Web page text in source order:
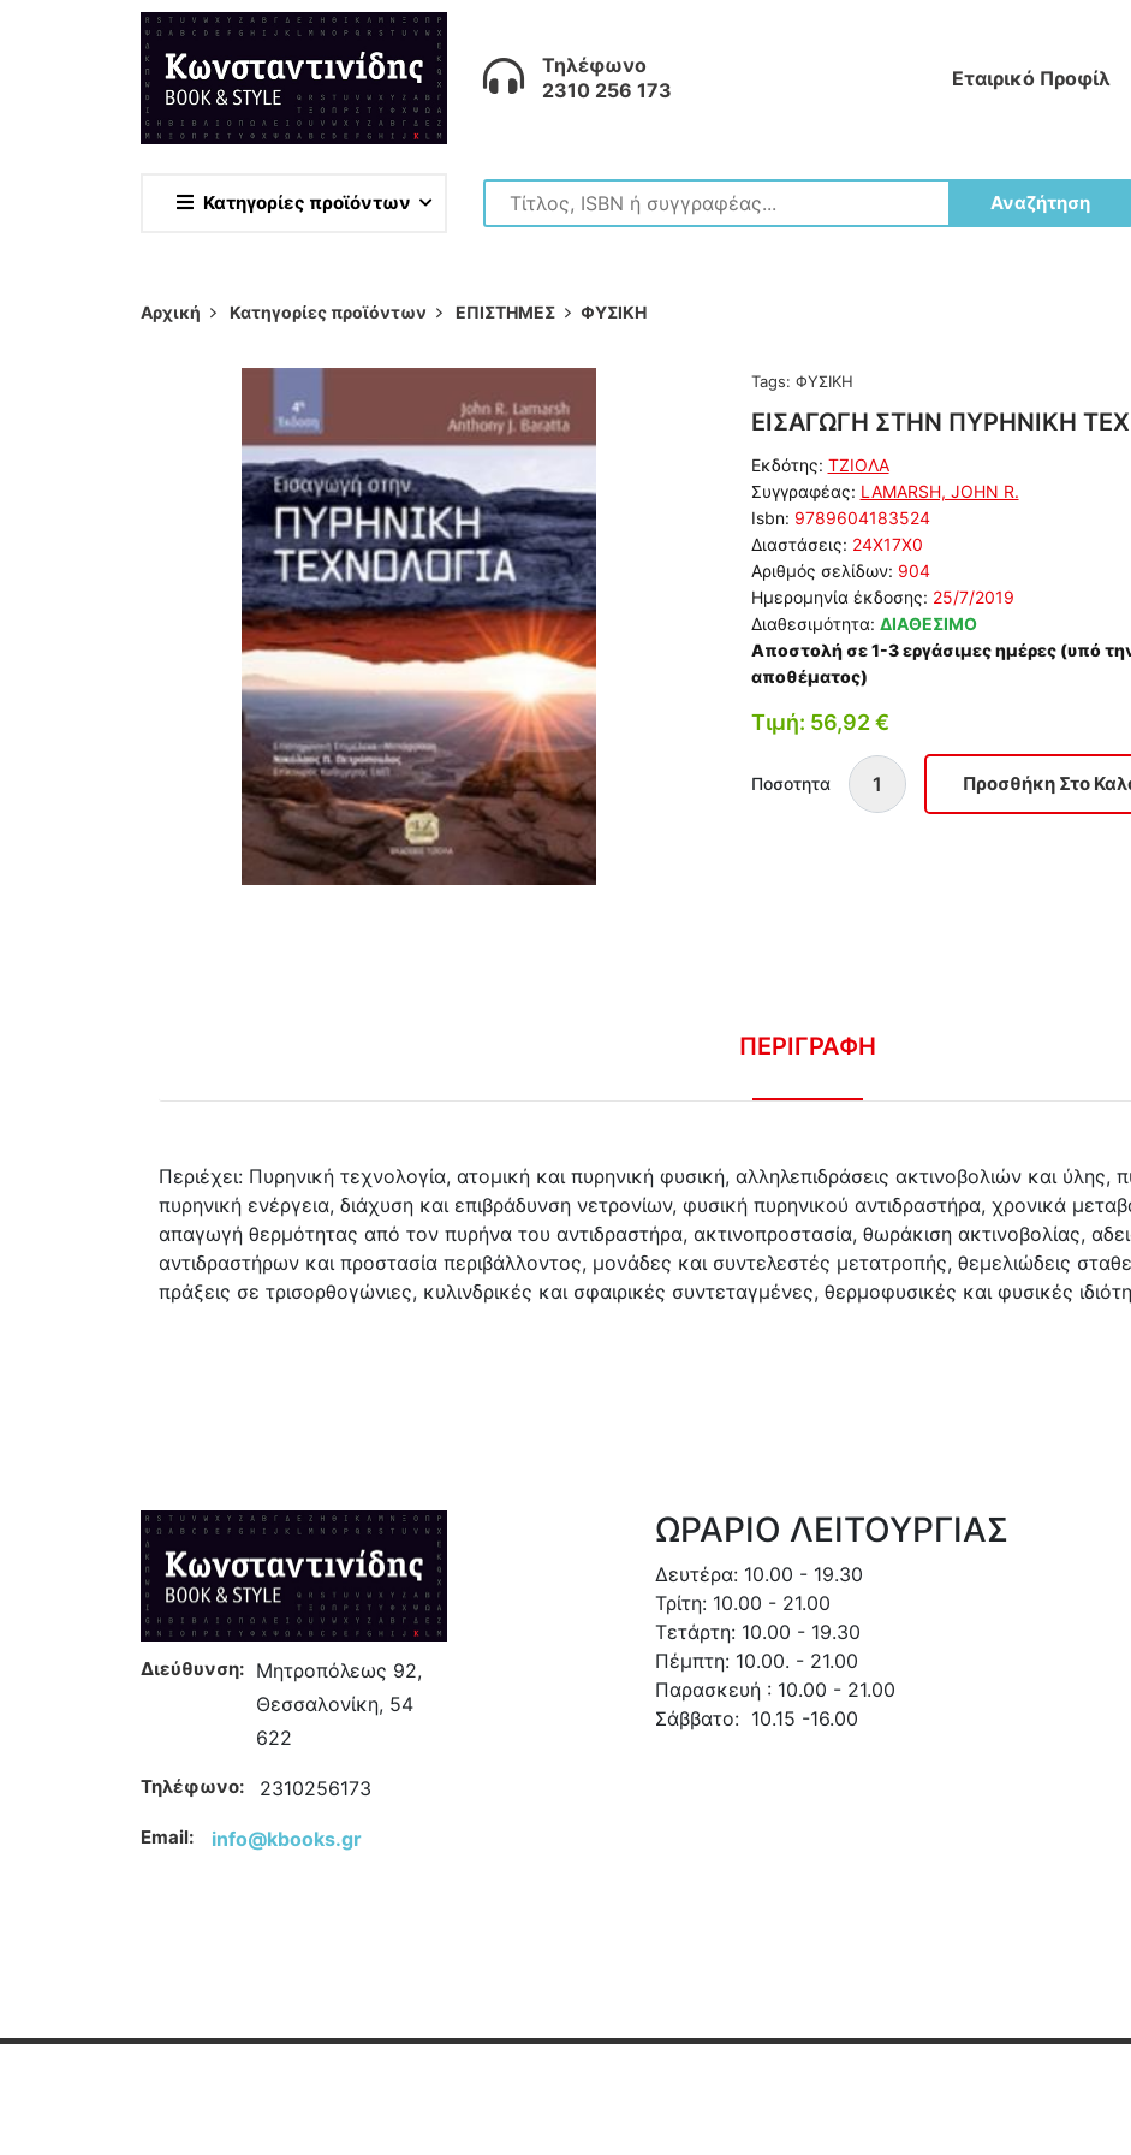
Τηλέφωνο
2310 256 173
Εταιρικό Προφίλ
Κατηγορίες προϊόντων Αναζήτηση
Αρχική Κατηγορίες προϊόντων ΕΠΙΣΤΗΜΕΣ ΦΥΣΙΚΗ
Tags: ΦΥΣΙΚΗ
ΕΙΣΑΓΩΓΗ ΣΤΗΝ ΠΥΡΗΝΙΚΗ
Εκδότης: ΤΖΙΟΛΑ
Συγγραφέας: LAMARSH, JOHN R.
Isbn: 9789604183524
Διαστάσεις: 24Χ17Χ0
Αριθμός σελίδων: 904
Ημερομηνία έκδοσης: 25/7/2019
Διαθεσιμότητα: ΔΙΑΘΕΣΙΜΟ
Αποστολή σε 1-3 εργάσιμες ημέρες (υπό
αποθέματος)
Τιμή: 56,92 €
Ποσοτητα
ΠΕΡΙΓΡΑΦΗ
Περιέχει: Πυρηνική τεχνολογία, ατομική και πυρηνική φυσική, αλληλεπιδράσεις ακτινοβολιών και ύλης,
πυρηνική ενέργεια, διάχυση και επιβράδυνση νετρονίων, φυσική πυρηνικού αντιδραστήρα, χρονικά
απαγωγή θερμότητας από τον πυρήνα του αντιδραστήρα, ακτινοπροστασία, θωράκιση ακτινοβολίας,
αντιδραστήρων και προστασία περιβάλλοντος, μονάδες και συντελεστές μετατροπής, θεμελιώδεις
πράξεις σε τρισορθογώνιες, κυλινδρικές και σφαιρικές συντεταγμένες, θερμοφυσικές και φυσικές
Διεύθυνση: Μητροπόλεως 92,
Θεσσαλονίκη, 54
622
Τηλέφωνο: 2310256173
Email: info@kbooks.gr
ΩΡΑΡΙΟ ΛΕΙΤΟΥΡΓΙΑΣ
Δευτέρα: 10.00 - 19.30
Τρίτη: 10.00 - 21.00
Τετάρτη: 10.00 - 19.30
Πέμπτη: 10.00. - 21.00
Παρασκευή : 10.00 - 21.00
Σάββατο: 10.15 -16.00